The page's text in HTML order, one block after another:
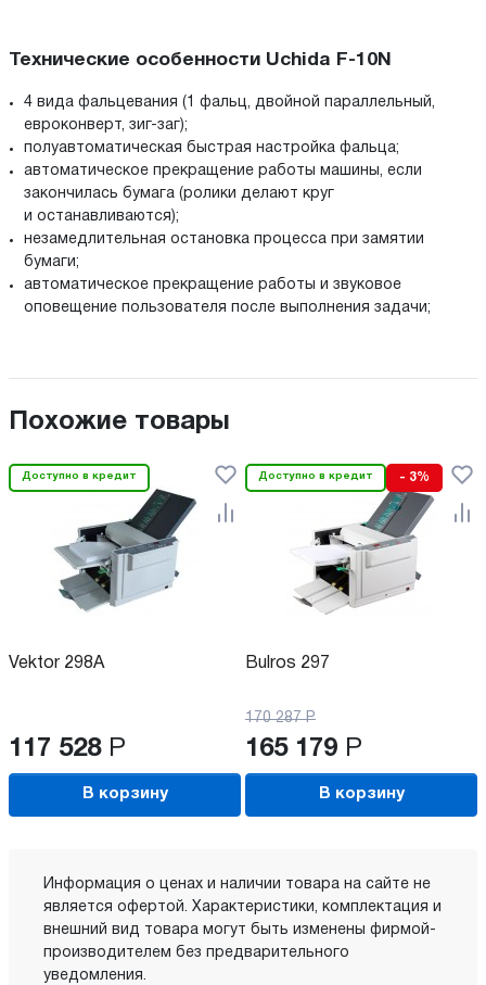
Технические особенности Uchida F-10N
4 вида фальцевания (1 фальц, двойной параллельный,
евроконверт, зиг-заг);
полуавтоматическая быстрая настройка фальца;
автоматическое прекращение работы машины, если
закончилась бумага (ролики делают круг
и останавливаются);
незамедлительная остановка процесса при замятии
бумаги;
автоматическое прекращение работы и звуковое
оповещение пользователя после выполнения задачи;
Похожие товары
Доступно в кредит
Vektor 298A
117 528 Р
В корзину
Доступно в кредит - 3%
Bulros 297
170 287 Р
165 179 Р
В корзину
Информация о ценах и наличии товара на сайте не
является офертой. Характеристики, комплектация и
внешний вид товара могут быть изменены фирмой-
производителем без предварительного
уведомления.